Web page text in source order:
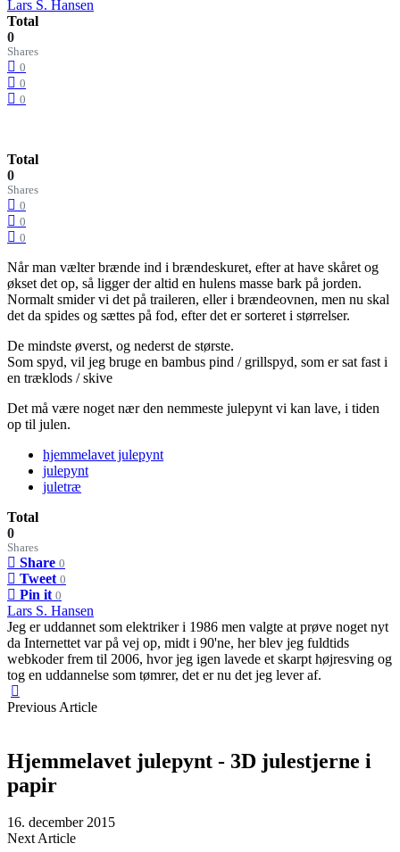
Lars S. Hansen
Total
0
Shares
0
0
0
Total
0
Shares
0
0
0
Når man vælter brænde ind i brændeskuret, efter at have skåret og
økset det op, så ligger der altid en hulens masse bark på jorden.
Normalt smider vi det på traileren, eller i brændeovnen, men nu skal
det da spides og sættes på fod, efter det er sorteret i størrelser.
De mindste øverst, og nederst de største.
Som spyd, vil jeg bruge en bambus pind / grillspyd, som er sat fast i
en træklods / skive
Det må være noget nær den nemmeste julepynt vi kan lave, i tiden
op til julen.
hjemmelavet julepynt
julepynt
juletræ
Total
0
Shares
Share 0
Tweet 0
Pin it 0
Lars S. Hansen
Jeg er uddannet som elektriker i 1986 men valgte at prøve noget nyt
da Internettet var på vej op, midt i 90'ne, her blev jeg fuldtids
webkoder frem til 2006, hvor jeg igen lavede et skarpt højresving og
tog en uddannelse som tømrer, det er nu det jeg lever af.
Previous Article
Hjemmelavet julepynt - 3D julestjerne i
papir
16. december 2015
Next Article